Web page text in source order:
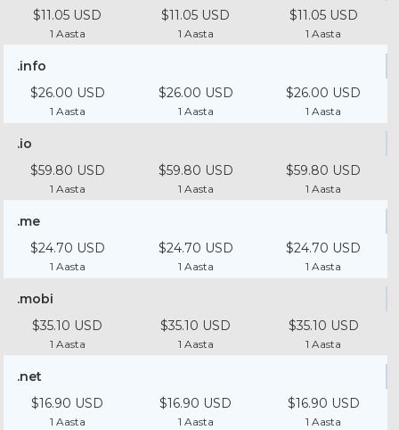
$11.05 USD
1 Aasta
$11.05 USD
1 Aasta
$11.05 USD
1 Aasta
.info
$26.00 USD
1 Aasta
$26.00 USD
1 Aasta
$26.00 USD
1 Aasta
.io
$59.80 USD
1 Aasta
$59.80 USD
1 Aasta
$59.80 USD
1 Aasta
.me
$24.70 USD
1 Aasta
$24.70 USD
1 Aasta
$24.70 USD
1 Aasta
.mobi
$35.10 USD
1 Aasta
$35.10 USD
1 Aasta
$35.10 USD
1 Aasta
.net
$16.90 USD
1 Aasta
$16.90 USD
1 Aasta
$16.90 USD
1 Aasta